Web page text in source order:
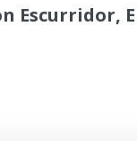
Escurridor,